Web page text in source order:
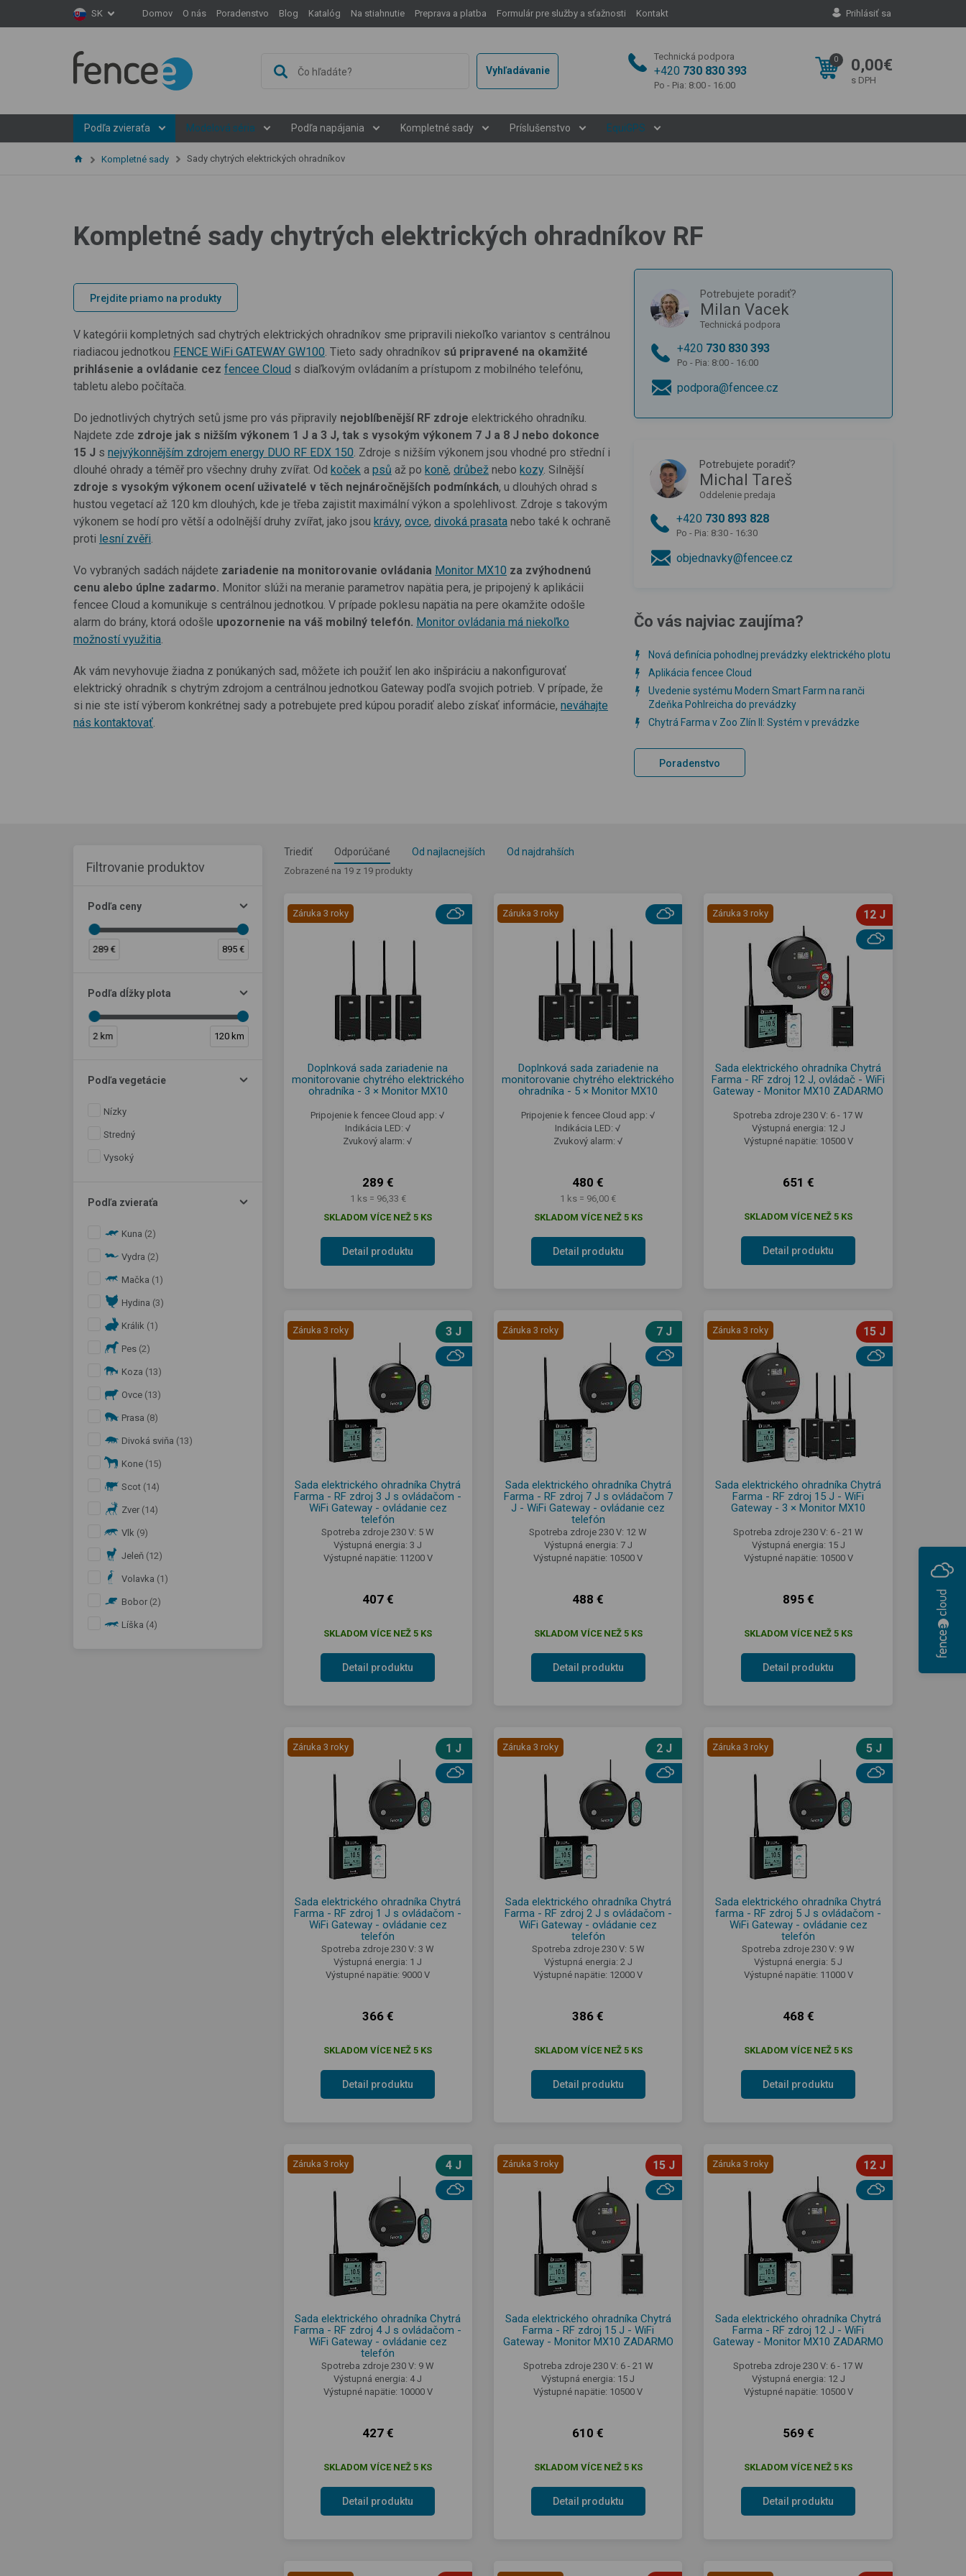
SK Domov O nás Poradenstvo Blog Katalóg Na stiahnutie Preprava a platba Formulár pre služby a sťažnosti Kontakt Prihlásiť sa
Vyhľadávanie
Technická podpora
+420 730 830 393
Po - Pia: 8:00 - 16:00
0 0,00€
s DPH
Podľa zvieraťa Modelová séria Podľa napájania Kompletné sady Príslušenstvo EquiGPS
Kompletné sady Sady chytrých elektrických ohradníkov
Kompletné sady chytrých elektrických ohradníkov RF
Prejdite priamo na produkty
V kategórii kompletných sad chytrých elektrických ohradníkov sme pripravili niekoľko variantov s centrálnou
riadiacou jednotkou FENCE WiFi GATEWAY GW100 . Tieto sady ohradníkov sú pripravené na okamžité
prihlásenie a ovládanie cez fencee Cloud s diaľkovým ovládaním a prístupom z mobilného telefónu,
tabletu alebo počítača.
Do jednotlivých chytrých setů jsme pro vás připravily nejoblíbenější RF zdroje elektrického ohradníku.
Najdete zde zdroje jak s nižším výkonem 1 J a 3 J, tak s vysokým výkonem 7 J a 8 J nebo dokonce
15 J s nejvýkonnějším zdrojem energy DUO RF EDX 150 . Zdroje s nižším výkonem jsou vhodné pro střední i
dlouhé ohrady a téměř pro všechny druhy zvířat. Od koček a psů až po koně, drůbež nebo kozy. Silnější
zdroje s vysokým výkonem ocení uživatelé v těch nejnáročnějších podmínkách, u dlouhých ohrad s
hustou vegetací až 120 km dlouhých, kde je třeba zajistit maximální výkon a spolehlivost. Zdroje s takovým
výkonem se hodí pro větší a odolnější druhy zvířat, jako jsou krávy, ovce, divoká prasata nebo také k ochraně
proti lesní zvěři
Vo vybraných sadách nájdete zariadenie na monitorovanie ovládania Monitor MX10 za zvýhodnenú
cenu alebo úplne zadarmo. Monitor slúži na meranie parametrov napätia pera, je pripojený k aplikácii
fencee Cloud a komunikuje s centrálnou jednotkou. V prípade poklesu napätia na pere okamžite odošle
alarm do brány, ktorá odošle upozornenie na váš mobilný telefón. Monitor ovládania má niekoľko
možností využitia
Ak vám nevyhovuje žiadna z ponúkaných sad, môžete ich použiť len ako inšpiráciu a nakonfigurovať
elektrický ohradník s chytrým zdrojom a centrálnou jednotkou Gateway podľa svojich potrieb. V prípade, že
si nie ste istí výberom konkrétnej sady a potrebujete pred kúpou poradiť alebo získať informácie, neváhajte
nás kontaktovať
Potrebujete poradiť?
Milan Vacek
Technická podpora
+420 730 830 393
Po - Pia: 8:00 - 16:00
podpora@fencee.cz
Potrebujete poradiť?
Michal Tareš
Oddelenie predaja
+420 730 893 828
Po - Pia: 8:30 - 16:30
objednavky@fencee.cz
Čo vás najviac zaujíma?
Nová definícia pohodlnej prevádzky elektrického plotu
Aplikácia fencee Cloud
Uvedenie systému Modern Smart Farm na ranči
Zdeňka Pohlreicha do prevádzky
Chytrá Farma v Zoo Zlín II: Systém v prevádzke
Poradenstvo
Filtrovanie produktov
Podľa ceny
289 € 895 €
Podľa dĺžky plota
2 km 120 km
Podľa vegetácie
Nízky
Stredný
Vysoký
Podľa zvieraťa
Kuna (2)
Vydra (2)
Mačka (1)
Hydina (3)
Králik (1)
Pes (2)
Koza (13)
Ovce (13)
Prasa (8)
Divoká sviňa (13)
Kone (15)
Scot (14)
Zver (14)
Vlk (9)
Jeleň (12)
Volavka (1)
Bobor (2)
Líška (4)
Triediť Odporúčané Od najlacnejších Od najdrahších
Zobrazené na 19 z 19 produkty
Záruka 3 roky
Doplnková sada zariadenie na
monitorovanie chytrého elektrického
ohradníka - 3 × Monitor MX10
Pripojenie k fencee Cloud app: √
Indikácia LED: √
Zvukový alarm: √
289 €
1 ks = 96,33 €
SKLADOM VÍCE NEŽ 5 KS
Detail produktu
Záruka 3 roky
Doplnková sada zariadenie na
monitorovanie chytrého elektrického
ohradníka - 5 × Monitor MX10
Pripojenie k fencee Cloud app: √
Indikácia LED: √
Zvukový alarm: √
480 €
1 ks = 96,00 €
SKLADOM VÍCE NEŽ 5 KS
Detail produktu
Záruka 3 roky 12 J
Sada elektrického ohradníka Chytrá
Farma - RF zdroj 12 J, ovládač - WiFi
Gateway - Monitor MX10 ZADARMO
Spotreba zdroje 230 V: 6 - 17 W
Výstupná energia: 12 J
Výstupné napätie: 10500 V
651 €
SKLADOM VÍCE NEŽ 5 KS
Detail produktu
Záruka 3 roky 3 J
Sada elektrického ohradníka Chytrá
Farma - RF zdroj 3 J s ovládačom -
WiFi Gateway - ovládanie cez
telefón
Spotreba zdroje 230 V: 5 W
Výstupná energia: 3 J
Výstupné napätie: 11200 V
407 €
SKLADOM VÍCE NEŽ 5 KS
Detail produktu
Záruka 3 roky 7 J
Sada elektrického ohradníka Chytrá
Farma - RF zdroj 7 J s ovládačom 7
J - WiFi Gateway - ovládanie cez
telefón
Spotreba zdroje 230 V: 12 W
Výstupná energia: 7 J
Výstupné napätie: 10500 V
488 €
SKLADOM VÍCE NEŽ 5 KS
Detail produktu
Záruka 3 roky 15 J
Sada elektrického ohradníka Chytrá
Farma - RF zdroj 15 J - WiFi
Gateway - 3 × Monitor MX10
Spotreba zdroje 230 V: 6 - 21 W
Výstupná energia: 15 J
Výstupné napätie: 10500 V
895 €
SKLADOM VÍCE NEŽ 5 KS
Detail produktu
Záruka 3 roky 1 J
Sada elektrického ohradníka Chytrá
Farma - RF zdroj 1 J s ovládačom -
WiFi Gateway - ovládanie cez
telefón
Spotreba zdroje 230 V: 3 W
Výstupná energia: 1 J
Výstupné napätie: 9000 V
366 €
SKLADOM VÍCE NEŽ 5 KS
Detail produktu
Záruka 3 roky 2 J
Sada elektrického ohradníka Chytrá
Farma - RF zdroj 2 J s ovládačom -
WiFi Gateway - ovládanie cez
telefón
Spotreba zdroje 230 V: 5 W
Výstupná energia: 2 J
Výstupné napätie: 12000 V
386 €
SKLADOM VÍCE NEŽ 5 KS
Detail produktu
Záruka 3 roky 5 J
Sada elektrického ohradníka Chytrá
farma - RF zdroj 5 J s ovládačom -
WiFi Gateway - ovládanie cez
telefón
Spotreba zdroje 230 V: 9 W
Výstupná energia: 5 J
Výstupné napätie: 11000 V
468 €
SKLADOM VÍCE NEŽ 5 KS
Detail produktu
Záruka 3 roky 4 J
Sada elektrického ohradníka Chytrá
Farma - RF zdroj 4 J s ovládačom -
WiFi Gateway - ovládanie cez
telefón
Spotreba zdroje 230 V: 9 W
Výstupná energia: 4 J
Výstupné napätie: 10000 V
427 €
SKLADOM VÍCE NEŽ 5 KS
Detail produktu
Záruka 3 roky 15 J
Sada elektrického ohradníka Chytrá
Farma - RF zdroj 15 J - WiFi
Gateway - Monitor MX10 ZADARMO
Spotreba zdroje 230 V: 6 - 21 W
Výstupná energia: 15 J
Výstupné napätie: 10500 V
610 €
SKLADOM VÍCE NEŽ 5 KS
Detail produktu
Záruka 3 roky 12 J
Sada elektrického ohradníka Chytrá
Farma - RF zdroj 12 J - WiFi
Gateway - Monitor MX10 ZADARMO
Spotreba zdroje 230 V: 6 - 17 W
Výstupná energia: 12 J
Výstupné napätie: 10500 V
569 €
SKLADOM VÍCE NEŽ 5 KS
Detail produktu